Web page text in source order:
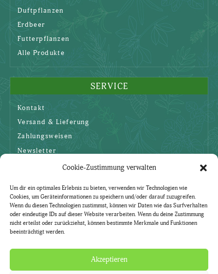
Cookie-Zustimmung verwalten
Um dir ein optimales Erlebnis zu bieten, verwenden wir Technologien wie
Cookies, um Geräteinformationen zu speichern und/oder darauf zuzugreifen.
Wenn du diesen Technologien zustimmst, können wir Daten wie das Surfverhalten
oder eindeutige IDs auf dieser Website verarbeiten. Wenn du deine Zustimmung
nicht erteilst oder zurückziehst, können bestimmte Merkmale und Funktionen
beeinträchtigt werden.
Akzeptieren
Duftpflanzen
Erdbeer
Futterpflanzen
Alle Produkte
SERVICE
Kontakt
Versand & Lieferung
Zahlungsweisen
Newsletter
SICHERHEIT
AGBs
Datenschutzerklärung
Widerruf
Impressum